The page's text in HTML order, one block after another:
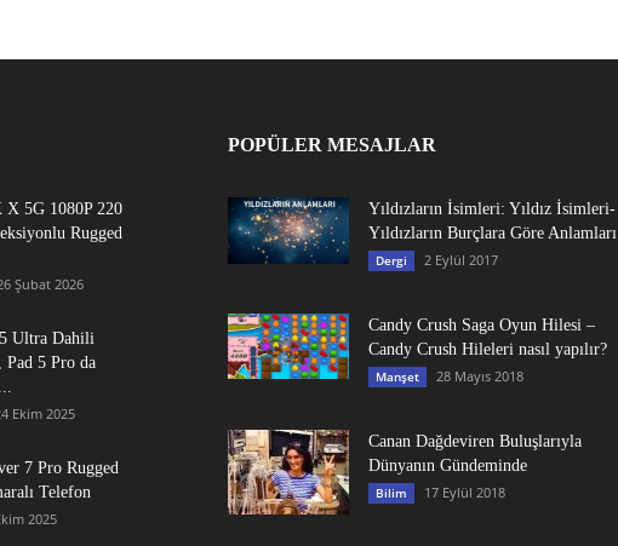
5G 1080P 220
Rugged
Şubat 2026
Ultra Dahili
Pad 5 Pro da
Ekim 2025
7 Pro Rugged
Telefon
2025
POPÜLER MESAJLAR
Yıldızların İsimleri: Yıldız İsimleri-
Yıldızların Burçlara Göre Anlamları
Dergi 2 Eylül 2017
Candy Crush Saga Oyun Hilesi –
Candy Crush Hileleri nasıl yapılır?
Manşet 28 Mayıs 2018
Canan Dağdeviren Buluşlarıyla
Dünyanın Gündeminde
Bilim 17 Eylül 2018